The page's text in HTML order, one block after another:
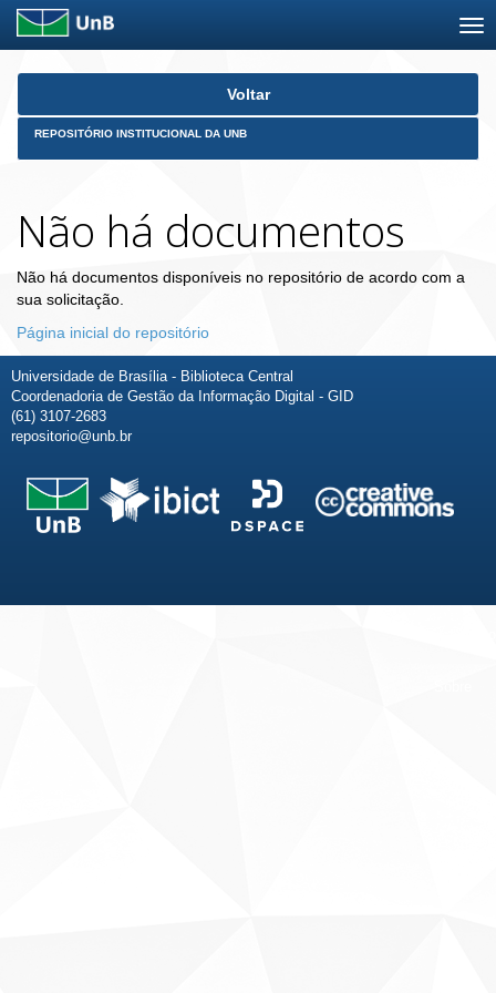
Skip
Voltar
REPOSITÓRIO INSTITUCIONAL DA UNB
Não há documentos
Não há documentos disponíveis no repositório de acordo com a
sua solicitação.
Página inicial do repositório
Universidade de Brasília - Biblioteca Central
Coordenadoria de Gestão da Informação Digital - GID
(61) 3107-2683
repositorio@unb.br